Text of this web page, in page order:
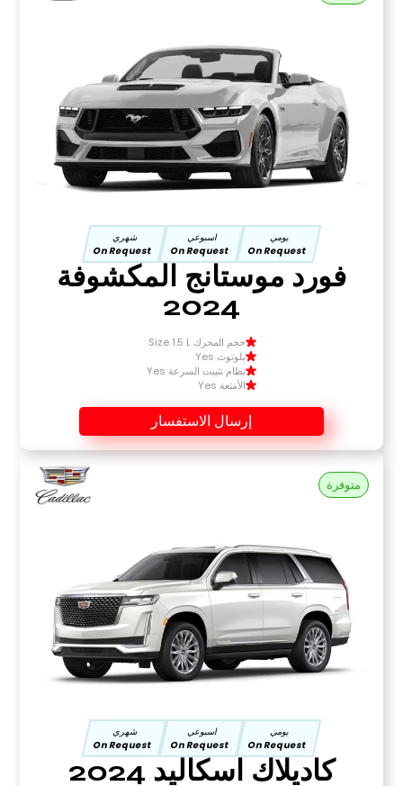
يومي
On Request
اسبوعي
On Request
شهري
On Request
فورد موستانج المكشوفة
2024
حجم المحرك Size 1.5 L
بلوتوث Yes
نظام تثبيت السرعة Yes
الأمتعة Yes
إرسال الاستفسار
متوفرة
يومي
On Request
اسبوعي
On Request
شهري
On Request
كاديلاك اسكاليد 2024